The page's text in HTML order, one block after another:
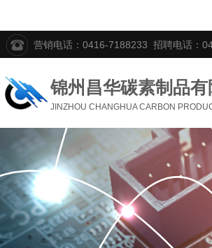
营销电话：0416-7188233 招聘电话：
锦州昌华碳素制品有
JINZHOU CHANGHUA CARBON